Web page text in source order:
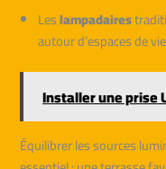
Leslampadaires
autour d’espaces de
Installer une prise
Équilibrer les sources